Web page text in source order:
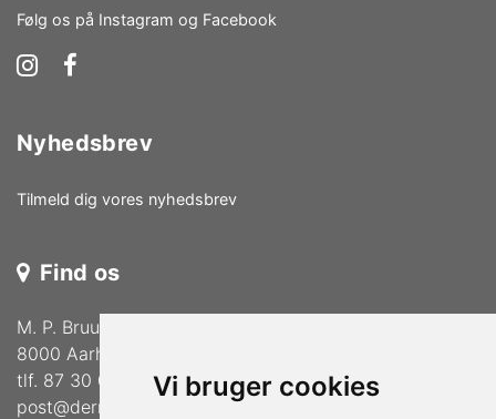
Vi bruger cookies
Følg os på Instagram og Facebook
Nyhedsbrev
Tilmeld dig vores nyhedsbrev
Find os
M. P. Bruuns Gade 36
8000 Aarhus C
tlf. 87 30 02 33
post@dermalogica-aarhus.dk